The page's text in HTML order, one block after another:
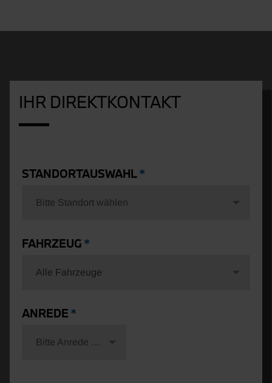
IHR DIREKTKONTAKT
STANDORTAUSWAHL
Bitte Standort wählen
FAHRZEUG
Alle Fahrzeuge
ANREDE
Bitte Anrede wählen